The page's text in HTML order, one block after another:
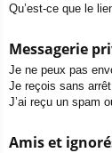
Qu’est-ce que le
Messagerie
Je ne peux pas
Je reçois sans
J’ai reçu un spam
Amis et